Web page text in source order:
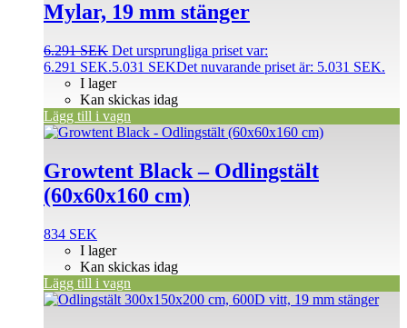
Mylar, 19 mm stänger
6.291SEK Det ursprungliga priset var:
6.291 SEK.5.031 SEKDet nuvarande priset är: 5.031 SEK.
I lager
Kan skickas idag
Lägg till i vagn
Growtent Black – Odlings­tält
(60x60x160 cm)
834 SEK
I lager
Kan skickas idag
Lägg till i vagn